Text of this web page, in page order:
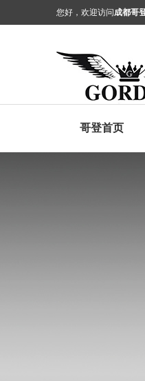
您好，欢迎访问成都哥
哥登首页